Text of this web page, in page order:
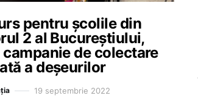
pentru școlile din
2 al Bucureștiului,
de colectare
a deșeurilor
19 septembrie 2022